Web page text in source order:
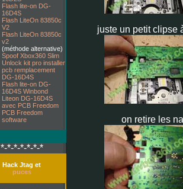
Flash lite-on DG-
16D4S
Flash LiteOn 83850c
V2
Flash LiteOn 83850c
v2
(méthode alternative)
Spoof Xbox360 Slim
Unlock kit pro installer
pcb remplacement
DG-16D4S
Flash lite-on DG-
16D4S Winbond
Liteon DG-16D4S
avec PCB Freedom
PCB Freedom
software
*-*-*-*-*-*-*
Hack Jtag et
puces
juste un petit clipse
on retire les